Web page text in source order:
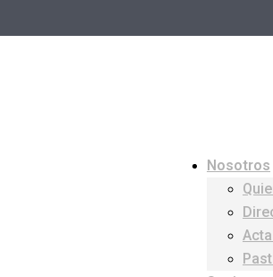
Nosotros